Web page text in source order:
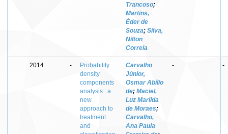
Trancoso;
Martins,
Éder de
Souza; Silva,
Nilton
Correia
2014 -
Probability
density
components
analysis : a
new
approach to
treatment
and
Carvalho
Júnior,
Osmar Abílio
de; Maciel,
Luz Marilda
de Moraes;
Carvalho,
Ana Paula
- -